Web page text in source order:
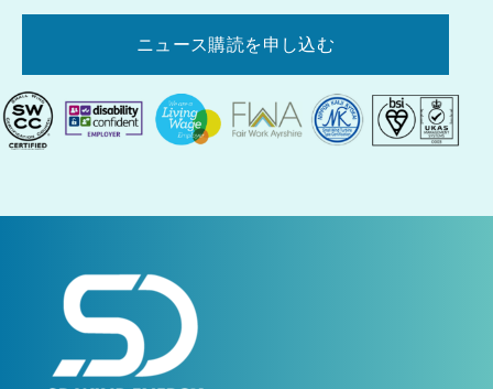
ニュース購読を申し込む